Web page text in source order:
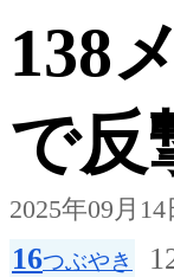
138
で反
2025年09月14
16つぶやき